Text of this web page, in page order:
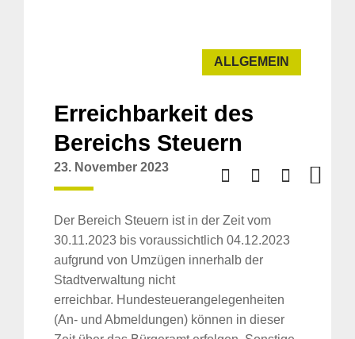
ALLGEMEIN
Erreichbarkeit des
Bereichs Steuern
23. November 2023
Der Bereich Steuern ist in der Zeit vom
30.11.2023 bis voraussichtlich 04.12.2023
aufgrund von Umzügen innerhalb der
Stadtverwaltung nicht
erreichbar. Hundesteuerangelegenheiten
(An- und Abmeldungen) können in dieser